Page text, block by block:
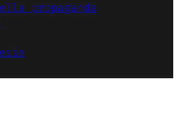
propaganda